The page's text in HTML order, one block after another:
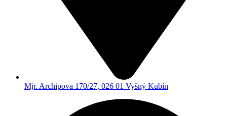
Mjr. Archipova 170/27, 026 01 Vyšný Kubín